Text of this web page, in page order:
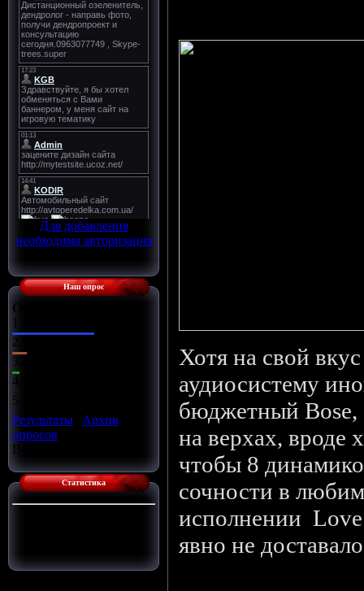
Для добавления
необходима авторизация
Наш опрос
Оцените сайт
2.
3.
4.
5.
Результаты
Архив
опросов
Всего ответов:
Статистика
Хотя на свой
аудиосистему
бюджетный Bose,
на верхах, вроде
чтобы 8
сочности в
исполнении Love
явно не